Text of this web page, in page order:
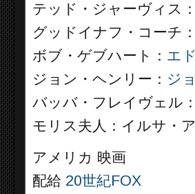
テッド・ジャーヴィス：
グッドイナフ・コーチ：
ボブ・ゲブハート： エ
ジョン・ヘンリー： ジ
バッバ・フレイヴェル
モリス夫人：イルサ・
アメリカ 映画
配給 20世紀FOX